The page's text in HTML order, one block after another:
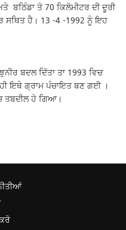
ਬਠਿੰਡਾ ਤੋ 70 ਕਿਲੋਮੀਟਰ ਦੀ ਦੂਰੀ
ਸਥਿਤ ਹੈ। 13 -4 -1992 ਨੂੰ ਇਹ
ਬਦਲ ਦਿੱਤਾ ਤਾ 1993 ਵਿਚ
ਇਥੇ ਗ੍ਰਾਮ ਪੰਚਾਇਤ ਬਣ ਗਈ ।
ਤਬਦੀਲ ਹੋ ਗਿਆ।